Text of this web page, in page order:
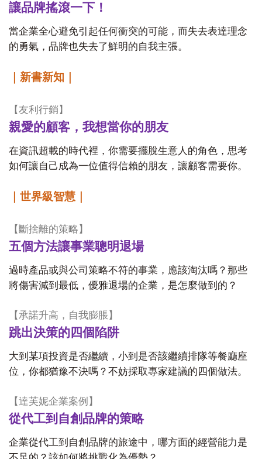
讓品牌搖滾一下！
當企業全心避免引起任何衝突的可能，而失去表達理念
的勇氣，品牌也失去了鮮明的自我主張。
｜新書新知｜
【友利行銷】
親愛的顧客，我想當你的朋友
在資訊超載的時代裡，你需要擺脫生意人的角色，思考
如何讓自己成為一位值得信賴的朋友，讓顧客需要你。
｜世界級智慧｜
【斷捨離的策略】
五個方法讓事業聰明退場
過時產品或與公司策略不符的事業，應該淘汰嗎？那些
將傷害減到最低，優雅退場的企業，是怎麼做到的？
【承諾升高，自我膨脹】
跳出決策的四個陷阱
大到某項投資是否繼續，小到是否該繼續排隊等餐廳座
位，你都猶豫不決嗎？不妨採取專家建議的四個做法。
【達芙妮企業案例】
從代工到自創品牌的策略
企業從代工到自創品牌的旅途中，哪方面的經營能力是